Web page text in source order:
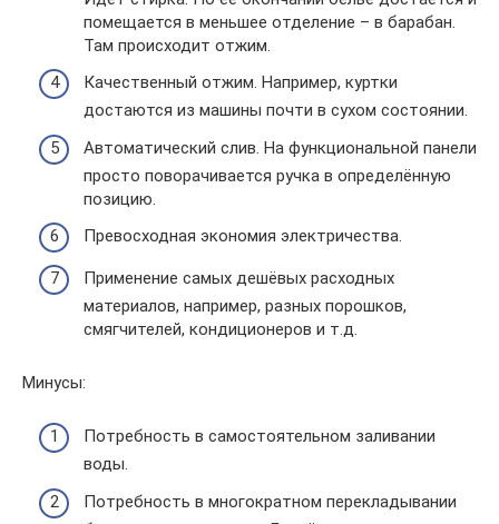
помещается в меньшее отделение – в барабан.
Там происходит отжим.
Качественный отжим. Например, куртки
достаются из машины почти в сухом состоянии.
Автоматический слив. На функциональной панели
просто поворачивается ручка в определённую
позицию.
Превосходная экономия электричества.
Применение самых дешёвых расходных
материалов, например, разных порошков,
смягчителей, кондиционеров и т.д.
Минусы:
Потребность в самостоятельном заливании
воды.
Потребность в многократном перекладывании